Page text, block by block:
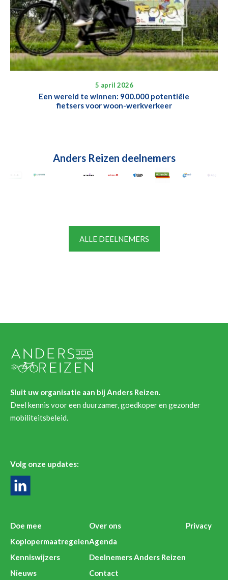
5 april 2026
Een wereld te winnen: 900.000 potentiële
fietsers voor woon-werkverkeer
Anders Reizen deelnemers
ALLE DEELNEMERS
Sluit uw organisatie aan bij Anders Reizen.
Deel kennis voor een duurzamer, goedkoper en gezonder
mobiliteitsbeleid.
Doe mee
Koplopermaatregelen
Kenniswijzers
Nieuws
Over ons
Agenda
Deelnemers Anders Reizen
Contact
Privacy
Volg onze updates: